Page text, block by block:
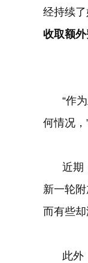
经持续了
收取额
“作
何情况，
近期
新一轮
而有些
此外